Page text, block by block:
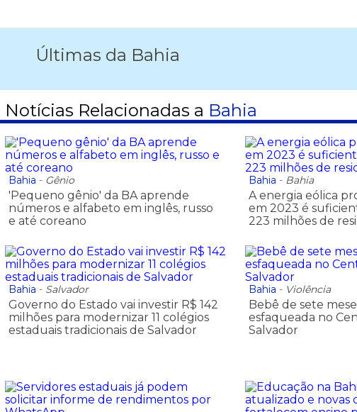
Últimas da Bahia
Notícias Relacionadas a Bahia
Bahia - Gênio
'Pequeno gênio' da BA aprende
números e alfabeto em inglês, russo
e até coreano
Bahia - Bahia
A energia eólica
em 2023 é
223 milhões de
Bahia - Salvador
Governo do Estado vai investir R$ 142
milhões para modernizar 11 colégios
estaduais tradicionais de Salvador
Bahia - Violência
Bebê de sete
esfaqueada no
Salvador